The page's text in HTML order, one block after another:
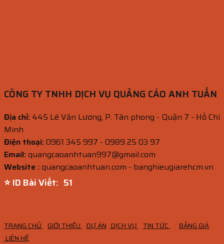
CÔNG TY TNHH DỊCH VỤ QUẢNG CÁO ANH TUẤN
Địa chỉ: 445 Lê Văn Lương, P. Tân phong - Quận 7 - Hồ Chí
Minh
Điện thoại:0961 345 997 - 0989 25 03 97
Email:quangcaoanhtuan997@gmail.com
Website :quangcaoanhtuan.com - banghieugiarehcm.vn
⭐ ID Bài Viết: 50
TRANG CHỦ GIỚI THIỆU DỰ ÁN DỊCH VỤ TIN TỨC
BẢNG GIÁ
LIÊN HỆ